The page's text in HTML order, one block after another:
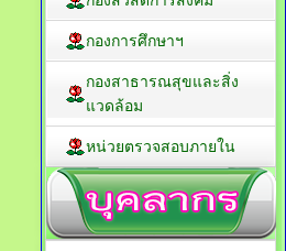
กองการศึกษาฯ
กองสาธารณสุขและสิ่ง
แวดล้อม
หน่วยตรวจสอบภายใน